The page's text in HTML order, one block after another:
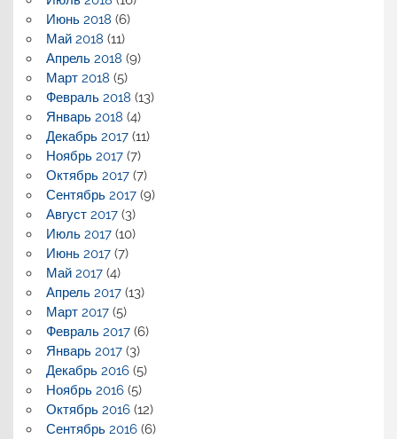
Июнь 2018 (6)
Май 2018 (11)
Апрель 2018 (9)
Март 2018 (5)
Февраль 2018 (13)
Январь 2018 (4)
Декабрь 2017(11)
Ноябрь 2017(7)
Октябрь 2017(7)
Сентябрь 2017(9)
Август 2017(3)
Июль 2017(10)
Июнь 2017(7)
Май 2017(4)
Апрель 2017(13)
Март 2017(5)
Февраль 2017(6)
Январь 2017(3)
Декабрь 2016(5)
Ноябрь 2016(5)
Октябрь 2016(12)
Сентябрь 2016(6)